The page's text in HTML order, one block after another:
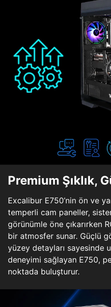
Premium Şıklık,
Excalibur E750’nin ön ve
temperli cam paneller,
görünümle öne çıkarırken
bir atmosfer sunar. Güçlü
yüzey detayları sayesinde
deneyimi sağlayan E750,
noktada buluşturur.